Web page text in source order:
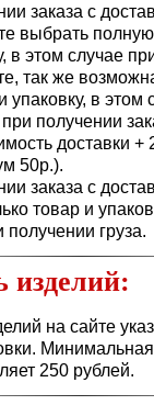
заказа с
выбрать полную
в этом случае
так же
упаковку, в этом
получении
доставки +
50р.).
заказа с
товар и
груза.
изделий:
на сайте
250 рублей.